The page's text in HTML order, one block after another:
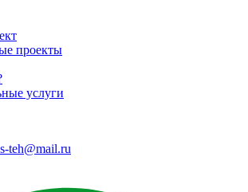
проекты
услуги
teh@mail.ru